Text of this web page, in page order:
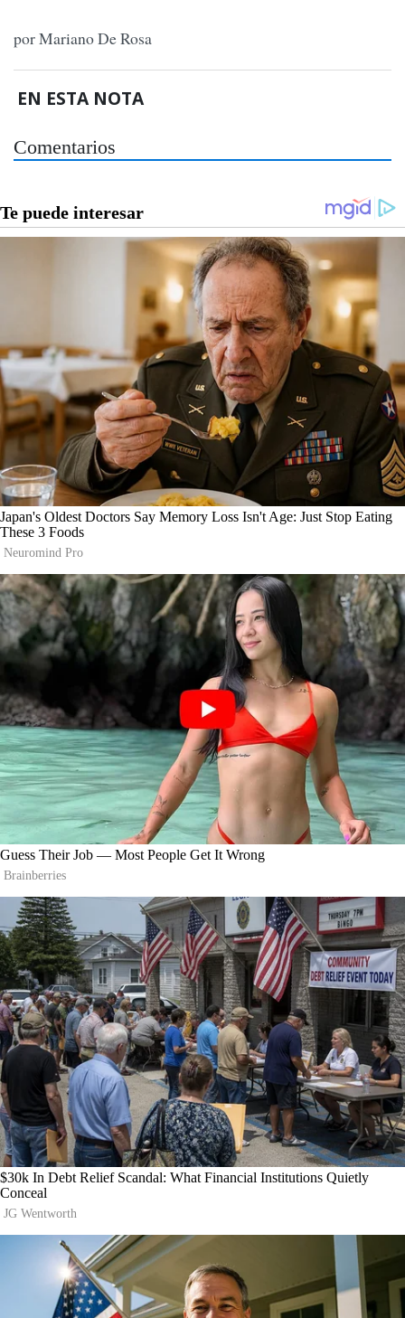
por Mariano De Rosa
EN ESTA NOTA
Comentarios